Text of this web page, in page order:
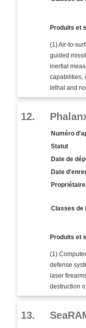
Produits et
(1) Air-to-
guided
inertial
capabilities,
lethal and
12.
Numéro
Statut
Date de
Date
Propriétaire
Classes
Produits et
(1)
defense
laser
destruction
13.